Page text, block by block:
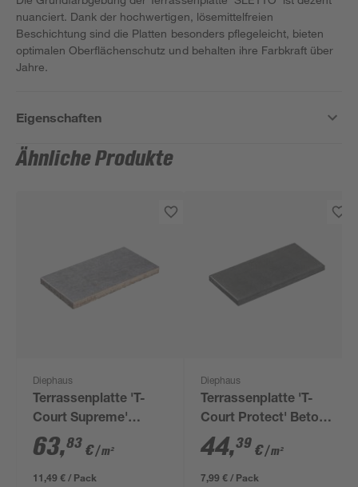
nuanciert. Dank der hochwertigen, lösemittelfreien
Beschichtung sind die Platten besonders pflegeleicht, bieten
optimalen Oberflächenschutz und behalten ihre Farbkraft über
Jahre.
Eigenschaften
Ähnliche Produkte
Diephaus
Terrassenplatte 'T-
Court Supreme'
Beton quarzfarben 60
x 30 x 4 cm
63,83 €/ m²
11,49 € / Pack
Diephaus
Terrassenplatte 'T-
Court Protect' Beton
schwarz/basaltfarben
60 x 30 x 4 cm
44,39 €/ m²
7,99 € / Pack